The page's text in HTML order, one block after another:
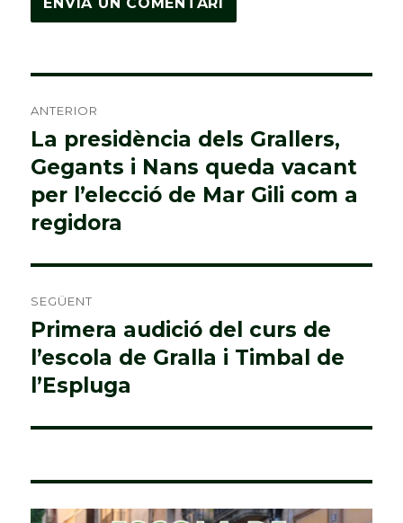
d'entrades
ANTERIOR
Entrada
anterior:
La presidència dels Grallers,
Gegants i Nans queda vacant
per l’elecció de Mar Gili com a
regidora
SEGÜENT
Entrada
següent:
Primera audició del curs de
l’escola de Gralla i Timbal de
l’Espluga